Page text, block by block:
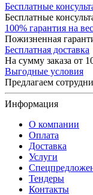
Бесплатные
Бесплатные
100% гарантия на
Пожизненная
Бесплатная доставка
На сумму заказа от
Выгодные условия
Предлагаем
Информация
О компании
Оплата
Доставка
Услуги
Тендеры
Контакты